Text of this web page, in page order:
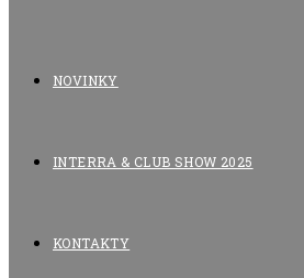
NOVINKY
INTERRA & CLUB SHOW 2025
KONTAKTY